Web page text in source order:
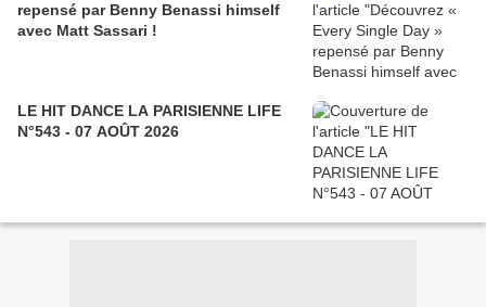
repensé par Benny Benassi himself
avec Matt Sassari !
LE HIT DANCE LA PARISIENNE LIFE
N°543 - 07 AOÛT 2026